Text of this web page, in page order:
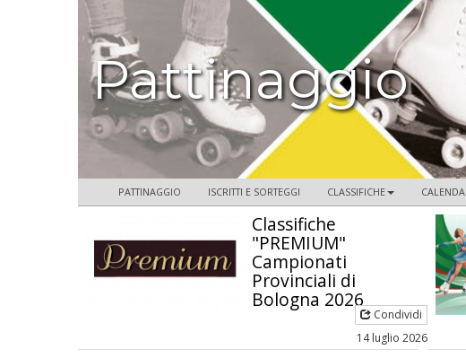
Pattinaggio
PATTINAGGIO ISCRITTI E SORTEGGI CLASSIFICHE
Classifiche
"PREMIUM"
Campionati
Provinciali di
Bologna 2026
Condividi
14 luglio 2026